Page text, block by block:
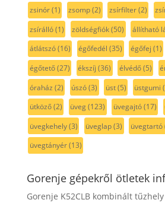
zsinór(1) zsomp(2) zsírfilter(2)
zsírálló(1) zöldségfiók(50) állítható
átlátszó(16) égőfedél (35) égőfej (1)
égőtető(27) ékszíj (36) élvédő(5)
óraház (2) úszó(3) üst(5) üstgumi
ütköző(2) üveg(123) üvegajtó(17)
üvegkehely(3) üveglap(3) üvegtartó
üvegtányér(13)
Gorenje gépekről ötletek
Gorenje K52CLB kombinált tűzhely